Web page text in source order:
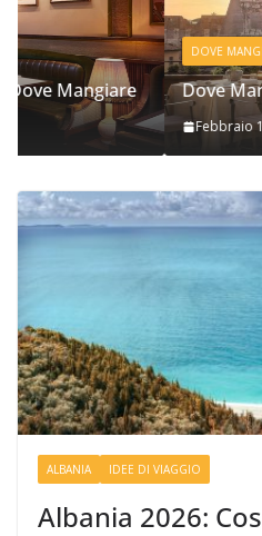
DOVE MANGIARE
Dove Mangiare: I
Febbraio 18, 2024 Paolo
ALBANIA IDEE DI VIAGGIO
Albania 2026: